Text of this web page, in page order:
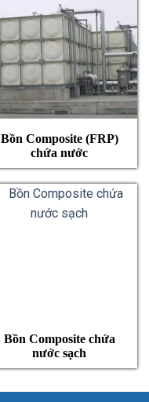
Bồn Composite (FRP)
chứa nước
Bồn Composite chứa
nước sạch